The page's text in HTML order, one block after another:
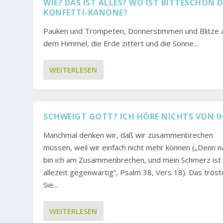
WIE? DAS IST ALLES? WO IST BITTESCHÖN
KONFETTI-KANONE?
Pauken und Trompeten, Donnerstimmen und Blitze
dem Himmel, die Erde zittert und die Sonne...
WEITERLESEN
SCHWEIGT GOTT? ICH HÖRE NICHTS VON
Manchmal denken wir, daß wir zusammenbrechen
müssen, weil wir einfach nicht mehr können („Denn
bin ich am Zusammenbrechen, und mein Schmerz
allezeit gegenwärtig“, Psalm 38, Vers 18). Das
Sie...
WEITERLESEN